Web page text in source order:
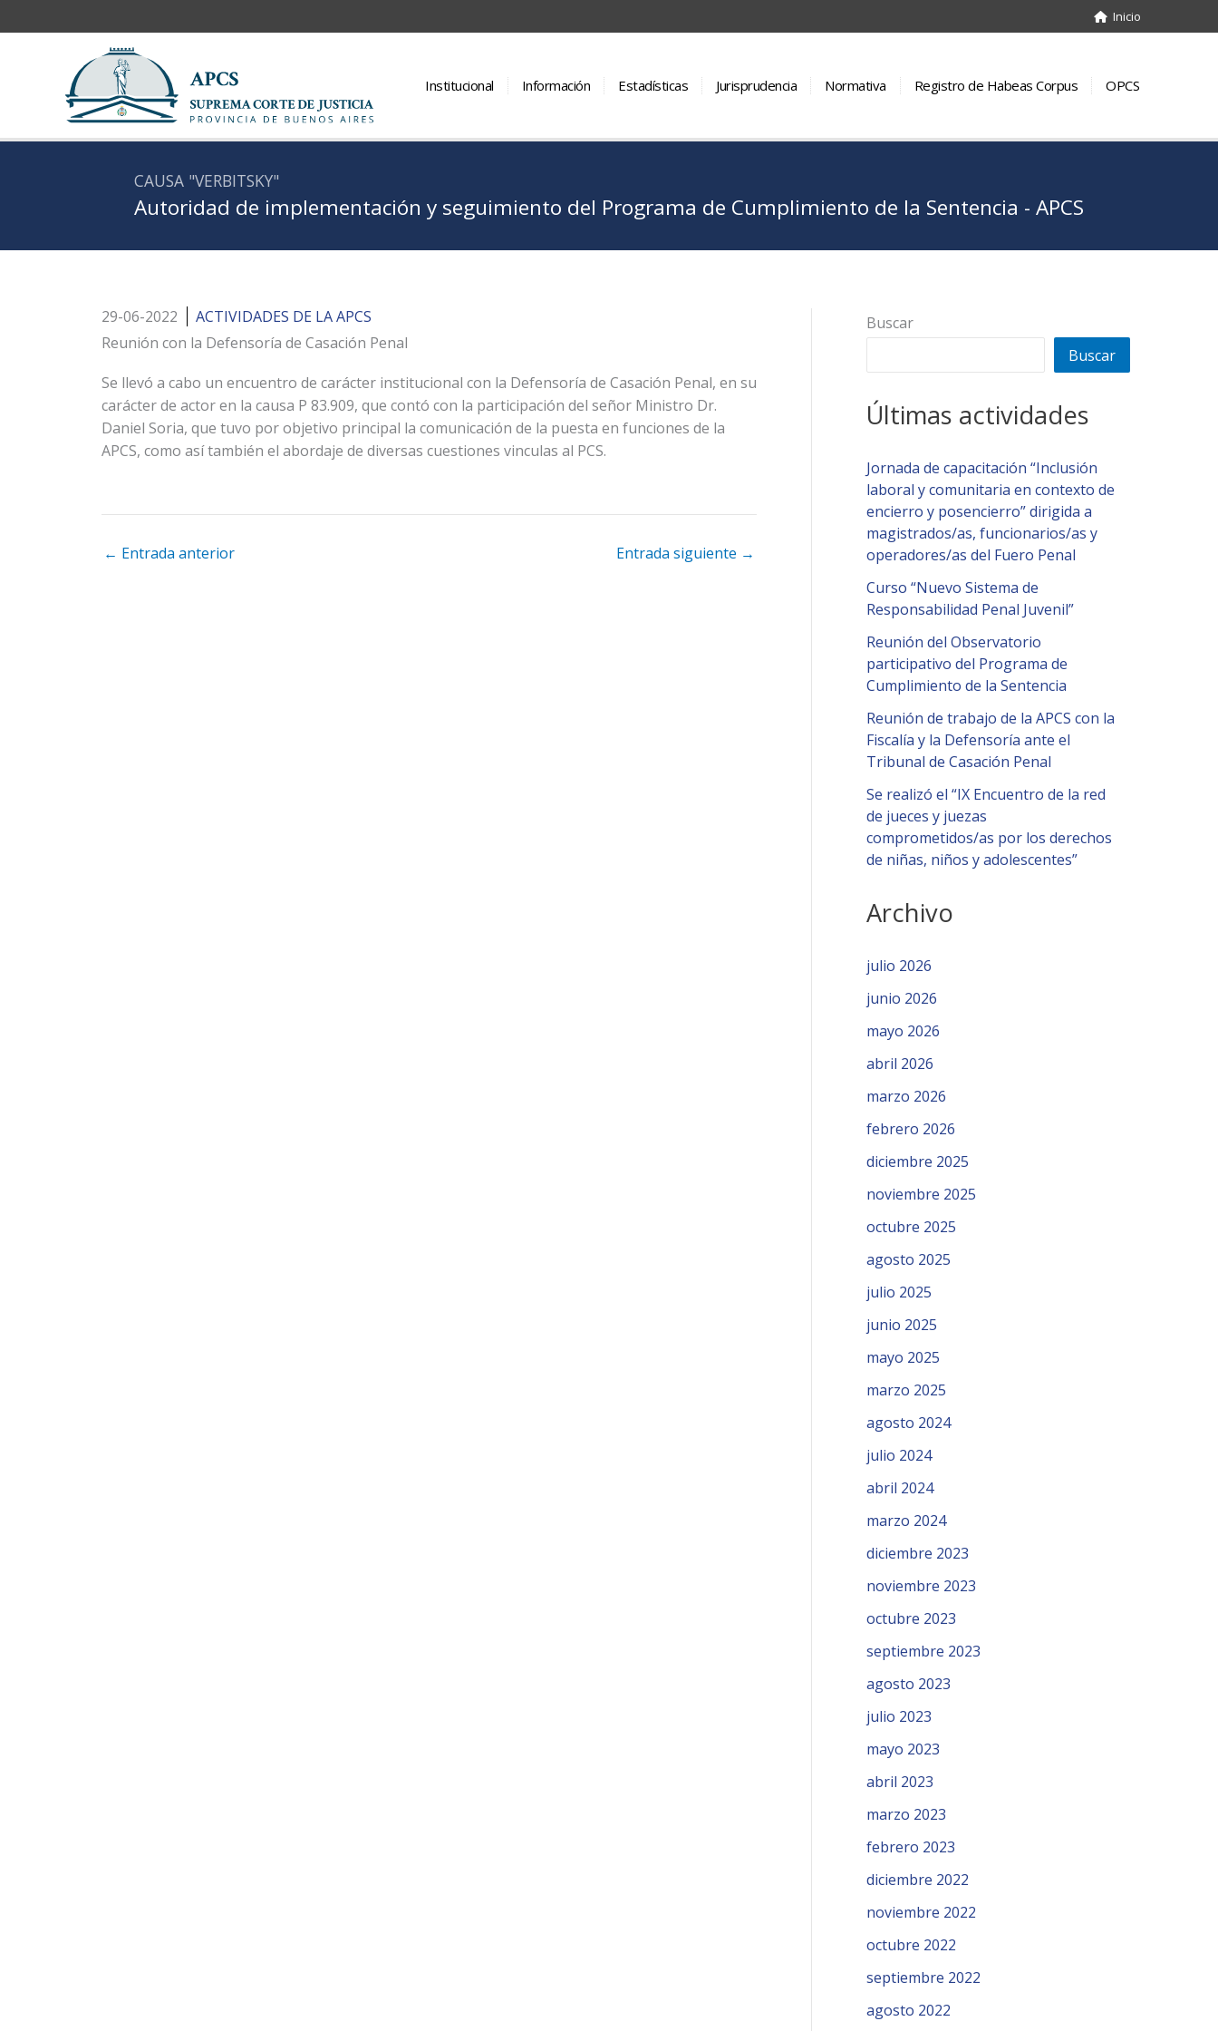
Inicio
Institucional Información Estadísticas Jurisprudencia Normativa Registro de Habeas Corpus OPCS
CAUSA "VERBITSKY"
Autoridad de implementación y seguimiento del Programa de Cumplimiento de la Sentencia - APCS
29-06-2022
ACTIVIDADES DE LA APCS
Reunión con la Defensoría de Casación Penal
Se llevó a cabo un encuentro de carácter institucional con la Defensoría de Casación Penal, en su
carácter de actor en la causa P 83.909, que contó con la participación del señor Ministro Dr.
Daniel Soria, que tuvo por objetivo principal la comunicación de la puesta en funciones de la
APCS, como así también el abordaje de diversas cuestiones vinculas al PCS.
← Entrada anterior Entrada siguiente →
Buscar
Buscar
Últimas actividades
Jornada de capacitación “Inclusión
laboral y comunitaria en contexto de
encierro y posencierro” dirigida a
magistrados/as, funcionarios/as y
operadores/as del Fuero Penal
Curso “Nuevo Sistema de
Responsabilidad Penal Juvenil”
Reunión del Observatorio
participativo del Programa de
Cumplimiento de la Sentencia
Reunión de trabajo de la APCS con la
Fiscalía y la Defensoría ante el
Tribunal de Casación Penal
Se realizó el “IX Encuentro de la red
de jueces y juezas
comprometidos/as por los derechos
de niñas, niños y adolescentes”
Archivo
julio 2026
junio 2026
mayo 2026
abril 2026
marzo 2026
febrero 2026
diciembre 2025
noviembre 2025
octubre 2025
agosto 2025
julio 2025
junio 2025
mayo 2025
marzo 2025
agosto 2024
julio 2024
abril 2024
marzo 2024
diciembre 2023
noviembre 2023
octubre 2023
septiembre 2023
agosto 2023
julio 2023
mayo 2023
abril 2023
marzo 2023
febrero 2023
diciembre 2022
noviembre 2022
octubre 2022
septiembre 2022
agosto 2022